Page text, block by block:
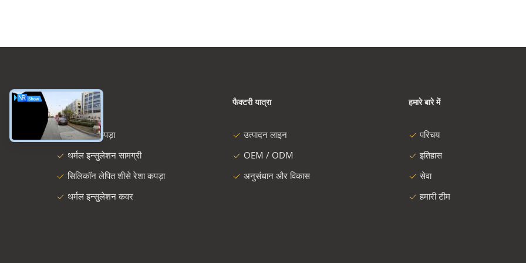
श्रेणियाँ
शीसे रेशा कपड़ा
थर्मल इन्सुलेशन सामग्री
सिलिकॉन लेपित शीसे रेशा कपड़ा
थर्मल इन्सुलेशन कवर
फैक्टरी यात्रा
उत्पादन लाइन
OEM / ODM
अनुसंधान और विकास
हमारे बारे में
परिचय
इतिहास
सेवा
हमारी टीम